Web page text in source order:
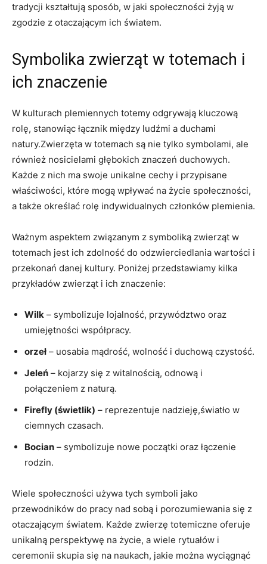
tradycji kształtują sposób, w jaki społeczności żyją w
zgodzie z otaczającym ich światem.
Symbolika zwierząt w totemach i
ich znaczenie
W kulturach plemiennych totemy odgrywają kluczową
rolę, stanowiąc łącznik między ludźmi a duchami
natury.Zwierzęta w totemach są nie tylko symbolami, ale
również nosicielami głębokich znaczeń duchowych.
Każde z nich ma swoje unikalne cechy i przypisane
właściwości, które mogą wpływać na życie społeczności,
a także określać rolę indywidualnych członków plemienia.
Ważnym aspektem związanym z symboliką zwierząt w
totemach jest ich zdolność do odzwierciedlania wartości i
przekonań danej kultury. Poniżej przedstawiamy kilka
przykładów zwierząt i ich znaczenie:
Wilk – symbolizuje lojalność, przywództwo oraz
umiejętności współpracy.
orzeł– uosabia mądrość, wolność i duchową czystość.
Jeleń – kojarzy się z witalnością, odnową i
połączeniem z naturą.
Firefly (świetlik) – reprezentuje nadzieję,światło w
ciemnych czasach.
Bocian – symbolizuje nowe początki oraz łączenie
rodzin.
Wiele społeczności używa tych symboli jako
przewodników do pracy nad sobą i porozumiewania się z
otaczającym światem. Każde zwierzę totemiczne oferuje
unikalną perspektywę na życie, a wiele rytuałów i
ceremonii skupia się na naukach, jakie można wyciągnąć